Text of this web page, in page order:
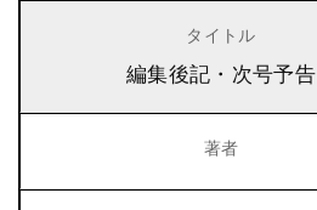
編集後記・次号予告